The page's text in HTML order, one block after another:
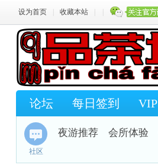
设为首页 收藏本站
论坛 每日签到
社区
夜游推荐 会所体验